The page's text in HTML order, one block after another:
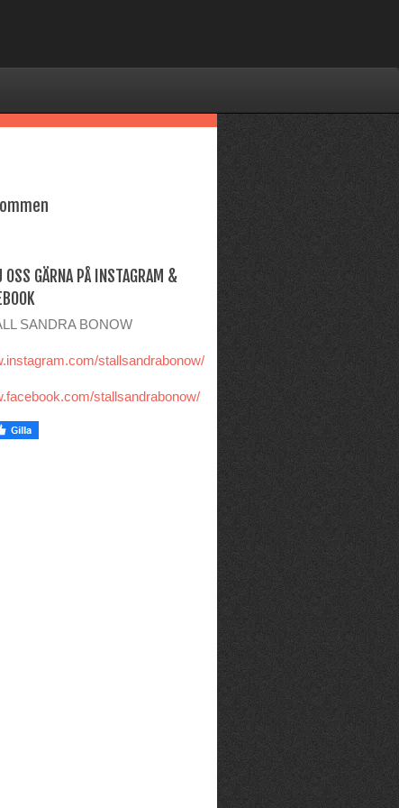
OSS GÄRNA PÅ INSTAGRAM &
SANDRA BONOW
stallsandrabonow/
stallsandrabonow/